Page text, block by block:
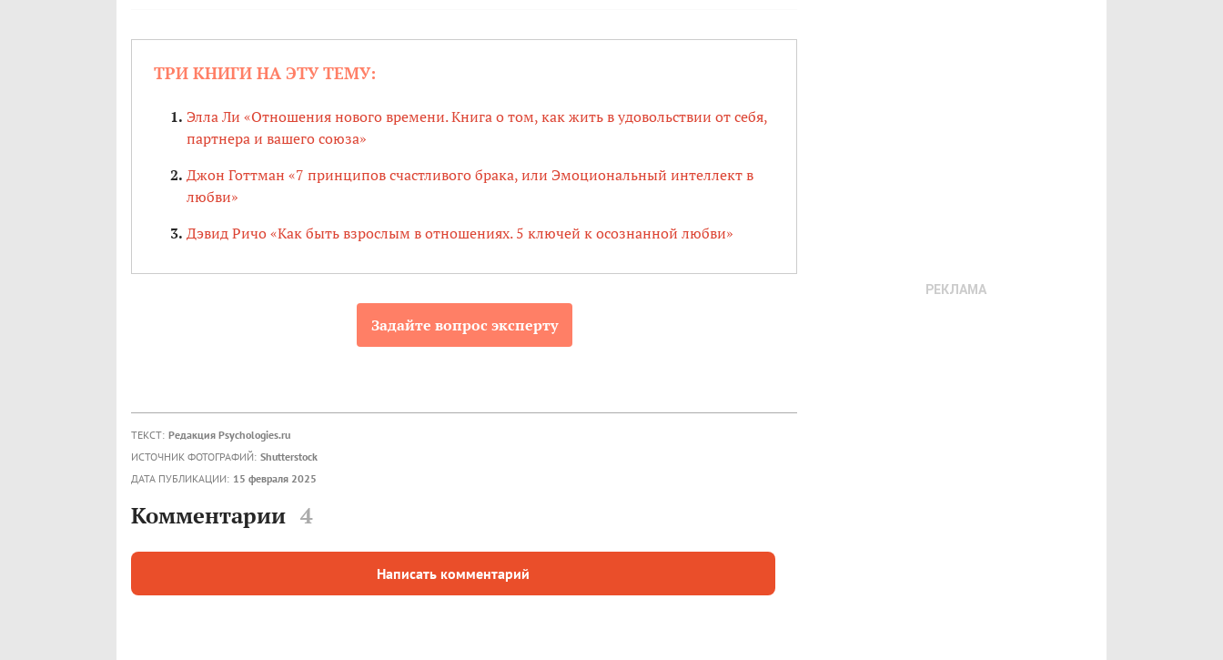
ТРИ КНИГИ НА ЭТУ ТЕМУ:
Элла Ли «Отношения нового времени. Книга о том, как жить в удовольствии от себя,
партнера и вашего союза»
Джон Готтман «7 принципов счастливого брака, или Эмоциональный интеллект в
любви»
Дэвид Ричо «Как быть взрослым в отношениях. 5 ключей к осознанной любви»
Задайте вопрос эксперту
ТЕКСТ: Редакция Psychologies.ru
ИСТОЧНИК ФОТОГРАФИЙ: Shutterstock
ДАТА ПУБЛИКАЦИИ: 15 февраля 2025
Комментарии 4
Написать комментарий